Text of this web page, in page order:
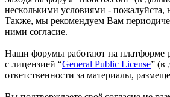
несколькими условиями - пожалуйста,
Также, мы рекомендуем Вам
ними согласие.
Наши форумы работают на платформе
с лицензией “General Public License” (в
ответственности за материалы,